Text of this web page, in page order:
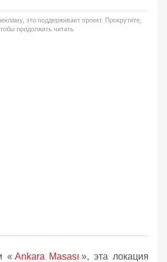
это поддерживает проект. Прокрутите,
продолжить читать
« Ankara Masası », эта локация